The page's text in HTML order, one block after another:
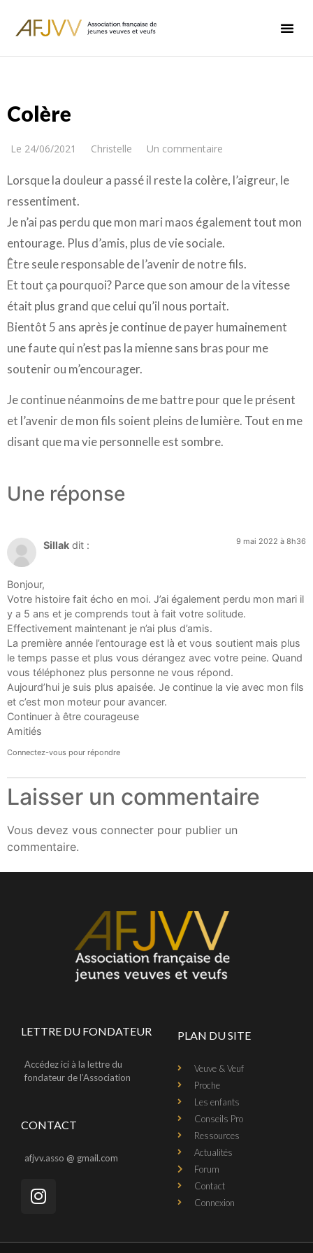
Colère
Le 24/06/2021 Christelle Un commentaire
Lorsque la douleur a passé il reste la colère, l’aigreur, le
ressentiment.
Je n’ai pas perdu que mon mari maos également tout mon
entourage. Plus d’amis, plus de vie sociale.
Être seule responsable de l’avenir de notre fils.
Et tout ça pourquoi? Parce que son amour de la vitesse
était plus grand que celui qu’il nous portait.
Bientôt 5 ans après je continue de payer humainement
une faute qui n’est pas la mienne sans bras pour me
soutenir ou m’encourager.
Je continue néanmoins de me battre pour que le présent
et l’avenir de mon fils soient pleins de lumière. Tout en me
disant que ma vie personnelle est sombre.
Une réponse
Sillak dit : 9 mai 2022 à 8h36
Bonjour,
Votre histoire fait écho en moi. J’ai également perdu mon mari il
y a 5 ans et je comprends tout à fait votre solitude.
Effectivement maintenant je n’ai plus d’amis.
La première année l’entourage est là et vous soutient mais plus
le temps passe et plus vous dérangez avec votre peine. Quand
vous téléphonez plus personne ne vous répond.
Aujourd’hui je suis plus apaisée. Je continue la vie avec mon fils
et c’est mon moteur pour avancer.
Continuer à être courageuse
Amitiés
Connectez-vous pour répondre
Laisser un commentaire
Vous devez vous connecter pour publier un
commentaire.
LETTRE DU FONDATEUR
Accédez ici à la lettre du
fondateur de l’Association
CONTACT
afjvv.asso @ gmail.com
PLAN DU SITE
Veuve & Veuf
Proche
Les enfants
Conseils Pro
Ressources
Actualités
Forum
Contact
Connexion